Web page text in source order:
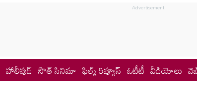
హాలీవుడ్ సౌత్ సినిమా ఫిల్మ్ రివ్యూస్ ఓటీటీ వీడియోలు